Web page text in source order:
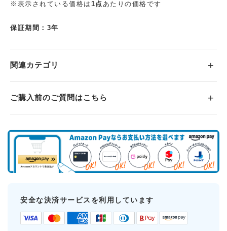
※表示されている価格は 1点あたりの価格です
保証期間：3年
関連カテゴリ
ご購入前のご質問はこちら
安全な決済サービスを利用しています